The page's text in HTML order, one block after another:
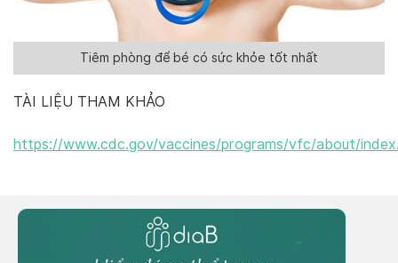
Tiêm phòng để bé có sức khỏe tốt nhất
TÀI LIỆU THAM KHẢO
https://www.cdc.gov/vaccines/programs/vfc/about/